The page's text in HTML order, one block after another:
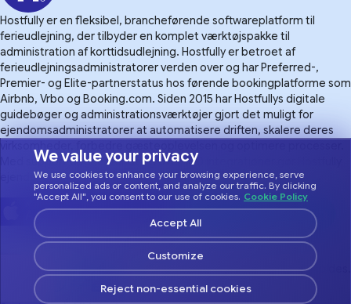
We value your privacy
We use cookies to enhance your browsing experience, serve
personalized ads or content, and analyze our traffic. By clicking
"Accept All", you consent to our use of cookies. Cookie Policy
Customize
Reject non-essential cookies
Accept All
Hostfully er en fleksibel, brancheførende softwareplatform til
ferieudlejning, der tilbyder en komplet værktøjspakke til
administration af korttidsudlejning. Hostfully er betroet af
ferieudlejningsadministratorer verden over og har Preferred-,
Premier- og Elite-partnerstatus hos førende bookingplatforme som
Airbnb, Vrbo og Booking.com. Siden 2015 har Hostfullys digitale
guidebøger og administrationsværktøjer gjort det muligt for
ejendomsadministratorer at automatisere driften, skalere deres
Med support døgnet rundt og over 100 integrationer gør Hostfully
ejendomsadministration mere overskuelig.
© 2026 Hostfully. Alle rettigheder forbeholdes.